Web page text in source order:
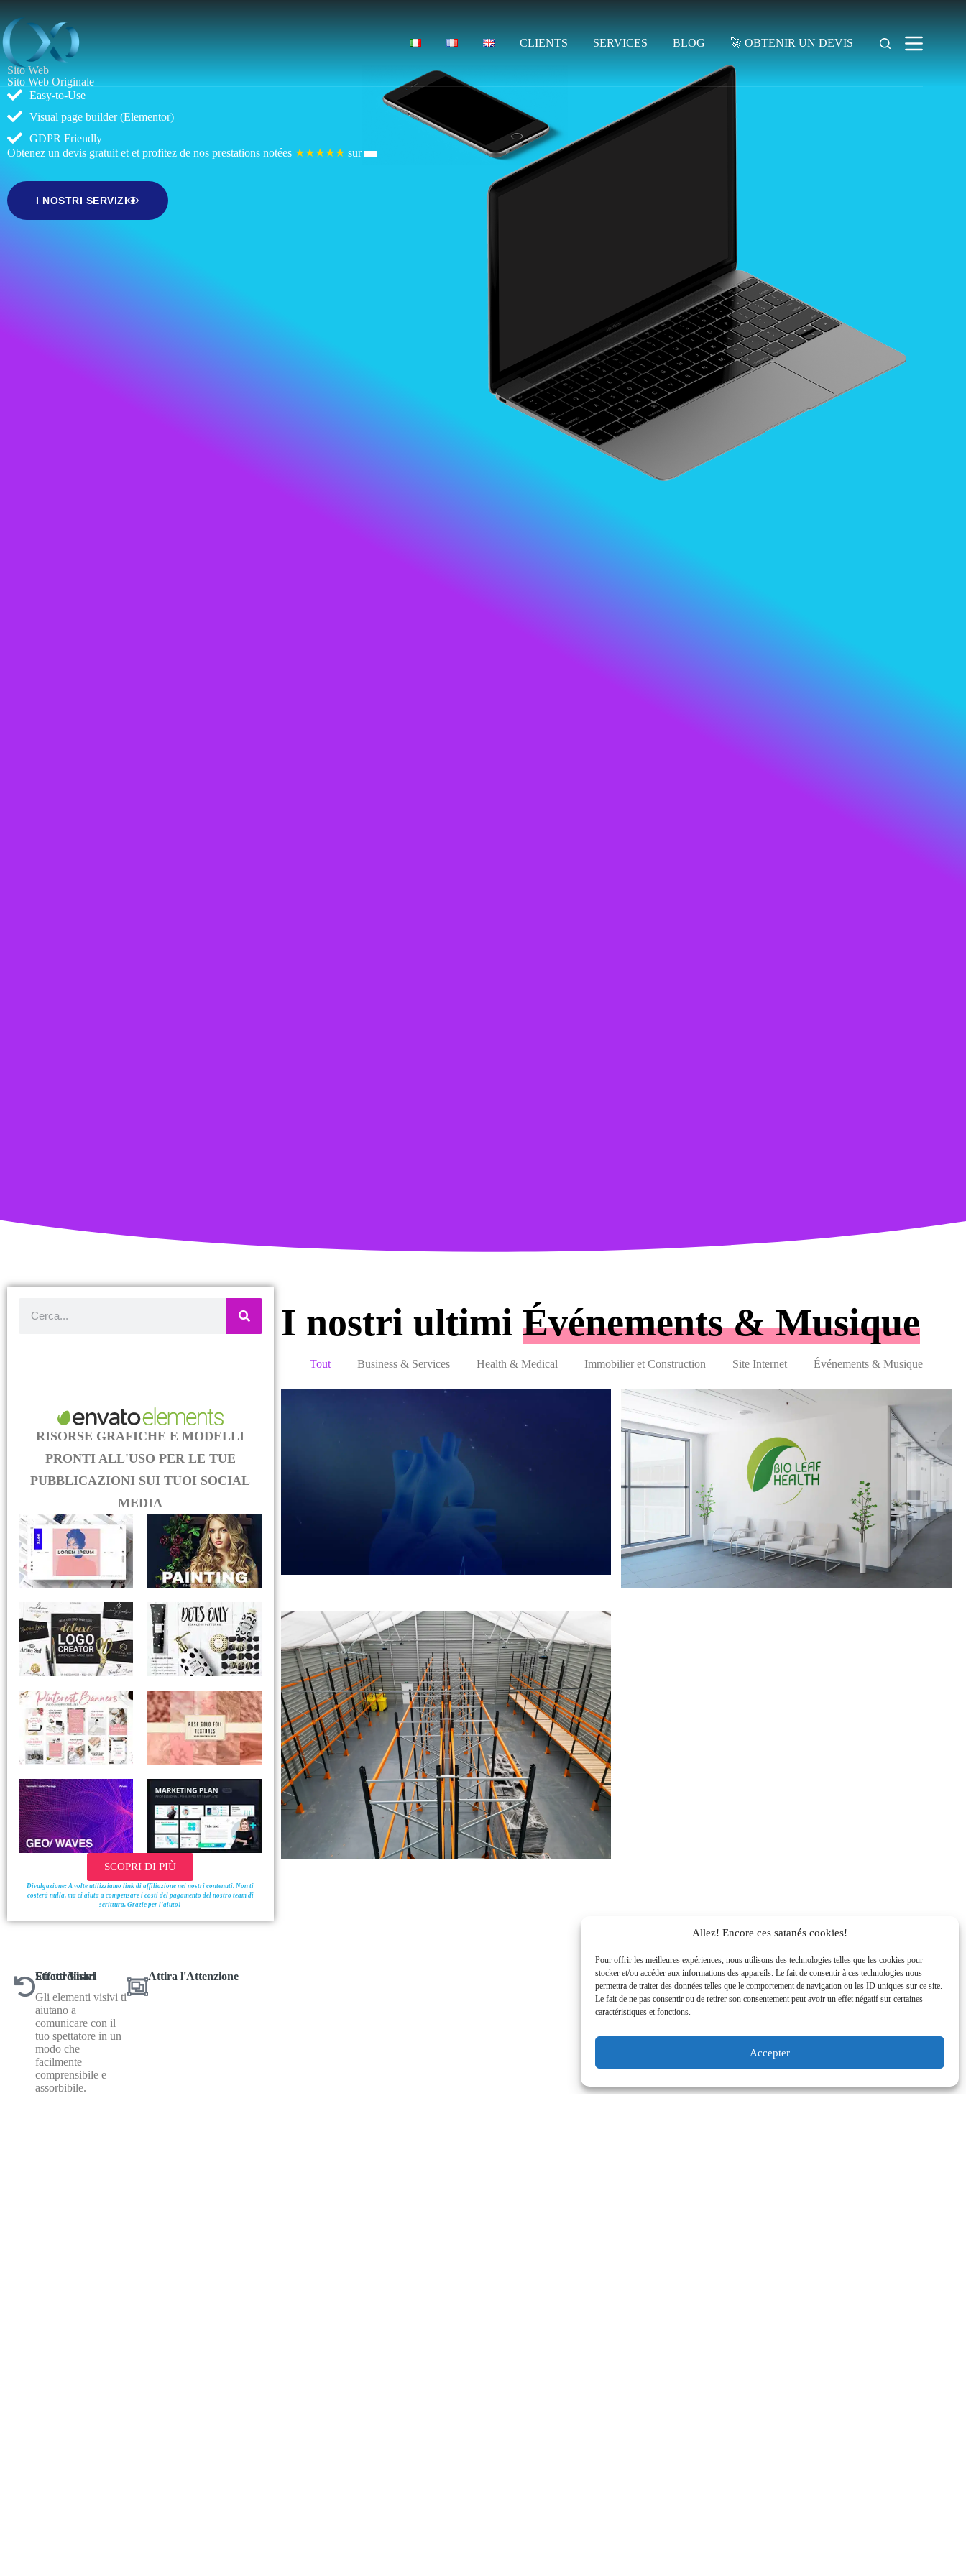
Allez! Encore ces satanés cookies!
Pour offrir les meilleures expériences, nous utilisons des technologies telles que les cookies pour
stocker et/ou accéder aux informations des appareils. Le fait de consentir à ces technologies nous
permettra de traiter des données telles que le comportement de navigation ou les ID uniques sur ce site.
Le fait de ne pas consentir ou de retirer son consentement peut avoir un effet négatif sur certaines
caractéristiques et fonctions.
Accepter
CLIENTS SERVICES BLOG 🚀 OBTENIR UN DEVIS
Sito Web
Sito Web Originale
Easy-to-Use
Visual page builder (Elementor)
GDPR Friendly
Obtenez un devis gratuit et et profitez de nos prestations notées ★★★★★ sur
I NOSTRI SERVIZI
RISORSE GRAFICHE E MODELLI
PRONTI ALL'USO PER LE TUE
PUBBLICAZIONI SUI TUOI SOCIAL
MEDIA
SCOPRI DI PIÙ
Divulgazione: A volte utilizziamo link di affiliazione nei nostri contenuti. Non ti
costerà nulla, ma ci aiuta a compensare i costi del pagamento del nostro team di
scrittura. Grazie per l’aiuto!
I nostri ultimi Événements & Musique
Tout Business & Services Health & Medical Immobilier et Construction Site Internet Événements & Musique
Effetti Visivi Straordinari
Gli elementi visivi ti
aiutano a
comunicare con il
tuo spettatore in un
modo che
facilmente
comprensibile e
assorbibile.
Attira l'Attenzione